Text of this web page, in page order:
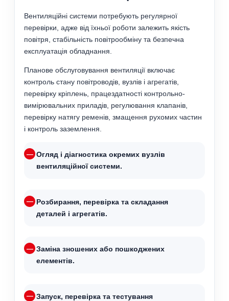
Вентиляційні системи потребують регулярної
перевірки, адже від їхньої роботи залежить якість
повітря, стабільність повітрообміну та безпечна
експлуатація обладнання.
Планове обслуговування вентиляції включає
контроль стану повітроводів, вузлів і агрегатів,
перевірку кріплень, працездатності контрольно-
вимірювальних приладів, регулювання клапанів,
перевірку натягу ременів, змащення рухомих частин
і контроль заземлення.
Огляд і діагностика окремих вузлів
вентиляційної системи.
Розбирання, перевірка та складання
деталей і агрегатів.
Заміна зношених або пошкоджених
елементів.
Запуск, перевірка та тестування